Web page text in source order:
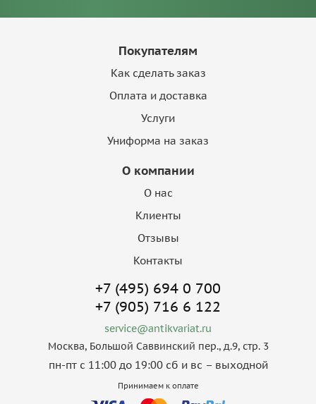
Покупателям
Как сделать заказ
Оплата и доставка
Услуги
Униформа на заказ
О компании
О нас
Клиенты
Отзывы
Контакты
+7 (495) 694 0 700
+7 (905) 716 6 122
service@antikvariat.ru
Москва, Большой Саввинский пер., д.9, стр. 3
пн-пт с 11:00 до 19:00 сб и вс – выходной
Принимаем к оплате